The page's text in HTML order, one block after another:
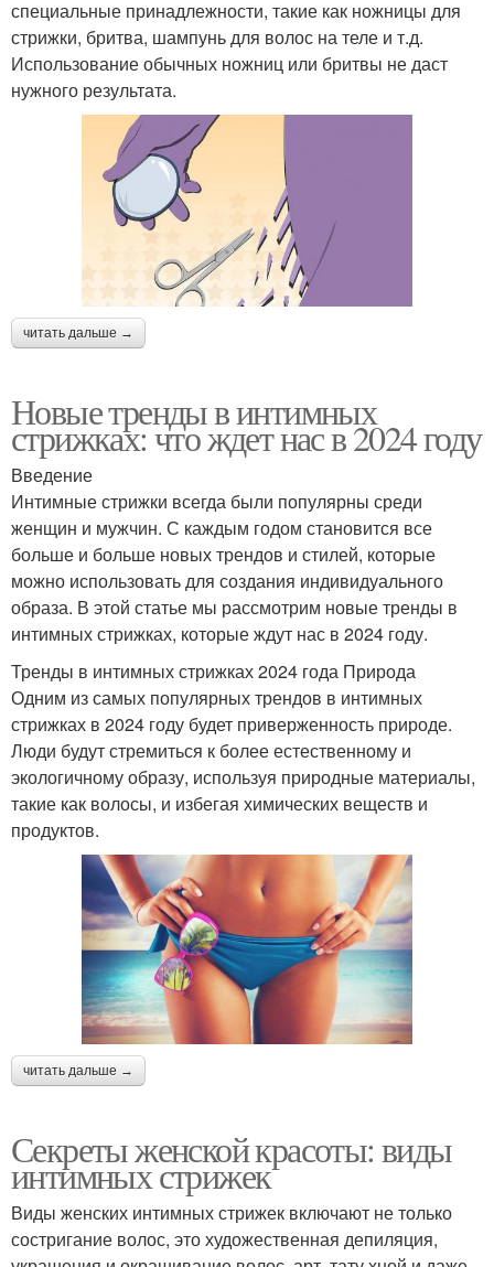
специальные принадлежности, такие как ножницы для
стрижки, бритва, шампунь для волос на теле и т.д.
Использование обычных ножниц или бритвы не даст
нужного результата.
читать дальше →
Новые тренды в интимных
стрижках: что ждет нас в 2024 году
Введение
Интимные стрижки всегда были популярны среди
женщин и мужчин. С каждым годом становится все
больше и больше новых трендов и стилей, которые
можно использовать для создания индивидуального
образа. В этой статье мы рассмотрим новые тренды в
интимных стрижках, которые ждут нас в 2024 году.
Тренды в интимных стрижках 2024 года Природа
Одним из самых популярных трендов в интимных
стрижках в 2024 году будет приверженность природе.
Люди будут стремиться к более естественному и
экологичному образу, используя природные материалы,
такие как волосы, и избегая химических веществ и
продуктов.
читать дальше →
Секреты женской красоты: виды
интимных стрижек
Виды женских интимных стрижек включают не только
состригание волос, это художественная депиляция,